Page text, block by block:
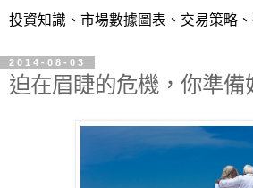
投資知識、市場數據圖表、交易策略
2014-08-03
迫在眉睫的危機，你準備